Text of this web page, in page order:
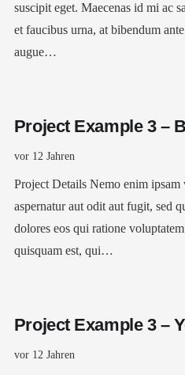
suscipit eget. Maecenas id mi ac
et faucibus urna, at bibendum
augue…
Project Example 3 –
vor 12 Jahren
Project Details Nemo enim
aspernatur aut odit aut fugit, sed
dolores eos qui ratione
quisquam est, qui…
Project Example 3 –
vor 12 Jahren